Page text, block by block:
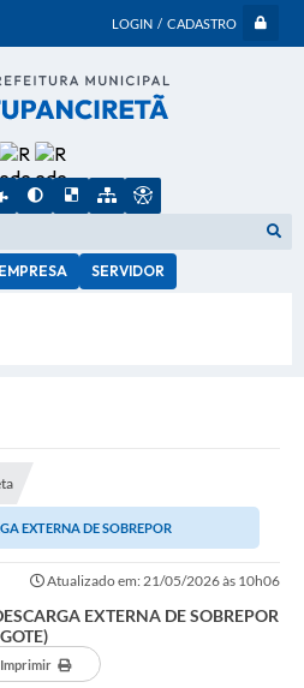
LOGIN / CADASTRO
EMPRESA SERVIDOR
EXTERNA DE SOBREPOR
Atualizado em: 21/05/2026 às 10h06
EXTERNA DE SOBREPOR
Imprimir